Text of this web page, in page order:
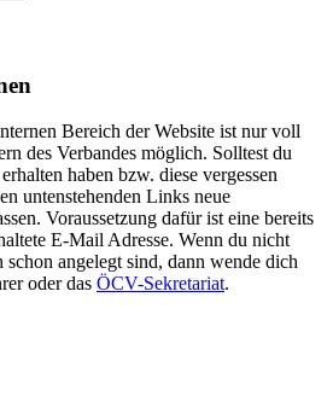
Bereich der Website ist nur voll
des Verbandes möglich. Solltest du
haben bzw. diese vergessen
untenstehenden Links neue
Voraussetzung dafür ist eine bereits
E-Mail Adresse. Wenn du nicht
angelegt sind, dann wende dich
oder das ÖCV-Sekretariat.